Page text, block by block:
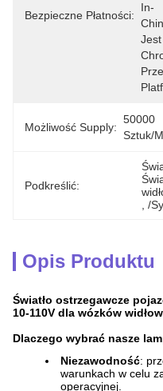
Bezpieczne Płatności:
In-
Jest
Możliwość Supply:
50000
Sztuk/
Podkreślić:
, /
Opis Produktu
Światło ostrzegawcze
10-110V dla wózków
Dlaczego wybrać nasze
Niezawodność:
warunkach w celu
operacyjnej.